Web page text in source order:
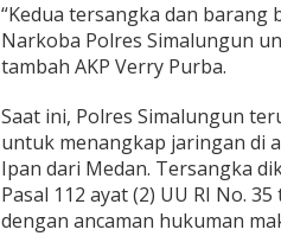
“Kedua tersangka dan
Narkoba Polres Simalungun
tambah AKP Verry Purba.
Saat ini, Polres Simalungun
untuk menangkap jaringan di
Ipan dari Medan. Tersangka
Pasal 112 ayat (2) UU RI No.
dengan ancaman hukuman